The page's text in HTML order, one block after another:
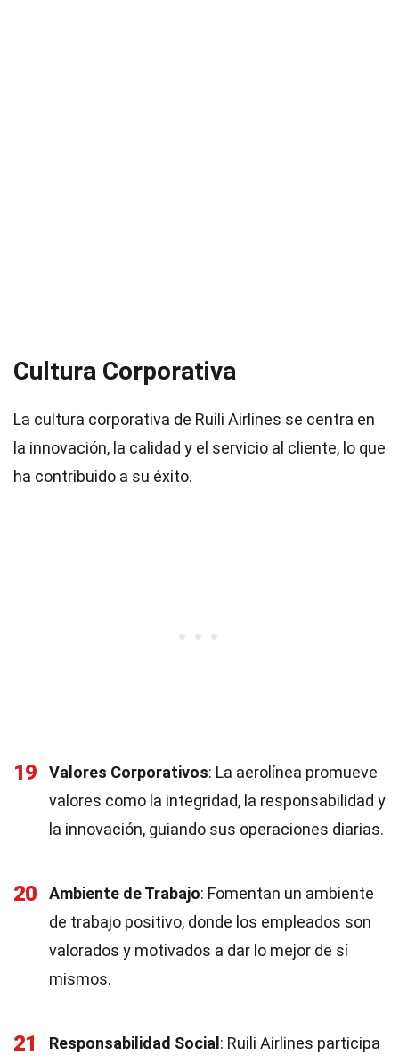
Cultura Corporativa
La cultura corporativa de Ruili Airlines se centra en
la innovación, la calidad y el servicio al cliente, lo que
ha contribuido a su éxito.
19 Valores Corporativos: La aerolínea promueve
valores como la integridad, la responsabilidad y
la innovación, guiando sus operaciones diarias.
20 Ambiente de Trabajo: Fomentan un ambiente
de trabajo positivo, donde los empleados son
valorados y motivados a dar lo mejor de sí
mismos.
21 Responsabilidad Social : Ruili Airlines participa